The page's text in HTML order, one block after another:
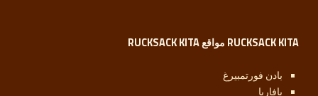
RUCKSACK KITA مواقع RUCKSACK KITA
بادن فورتمبيرغ
بافاريا